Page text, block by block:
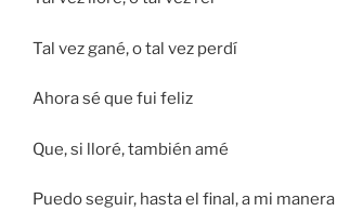
Tal vez gané, o tal vez perdí
Ahora sé que fui feliz
Que, si lloré, también amé
Puedo seguir, hasta el final, a mi manera